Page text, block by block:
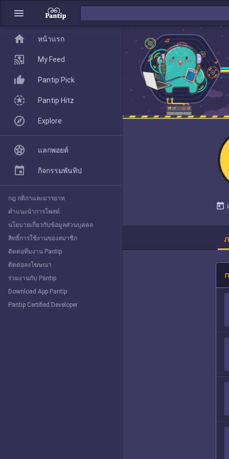
menu
today
home
Pantip Pick
Explore
home หน้าแรก
My Feed
Pantip Pick
Pantip Hitz
Explore
แลกพอยต์
กิจกรรมพันทิป
กฎ กติกาและมารยาท
คำแนะนำการโพสต์
นโยบายเกี่ยวกับข้อมูลส่วนบุคคล
สิทธิ์การใช้งานของสมาชิก
ติดต่อทีมงาน Pantip
ติดต่อลงโฆษณา
ร่วมงานกับ Pantip
Download App Pantip
Pantip Certified Developer